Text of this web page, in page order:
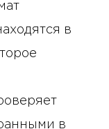
в
в